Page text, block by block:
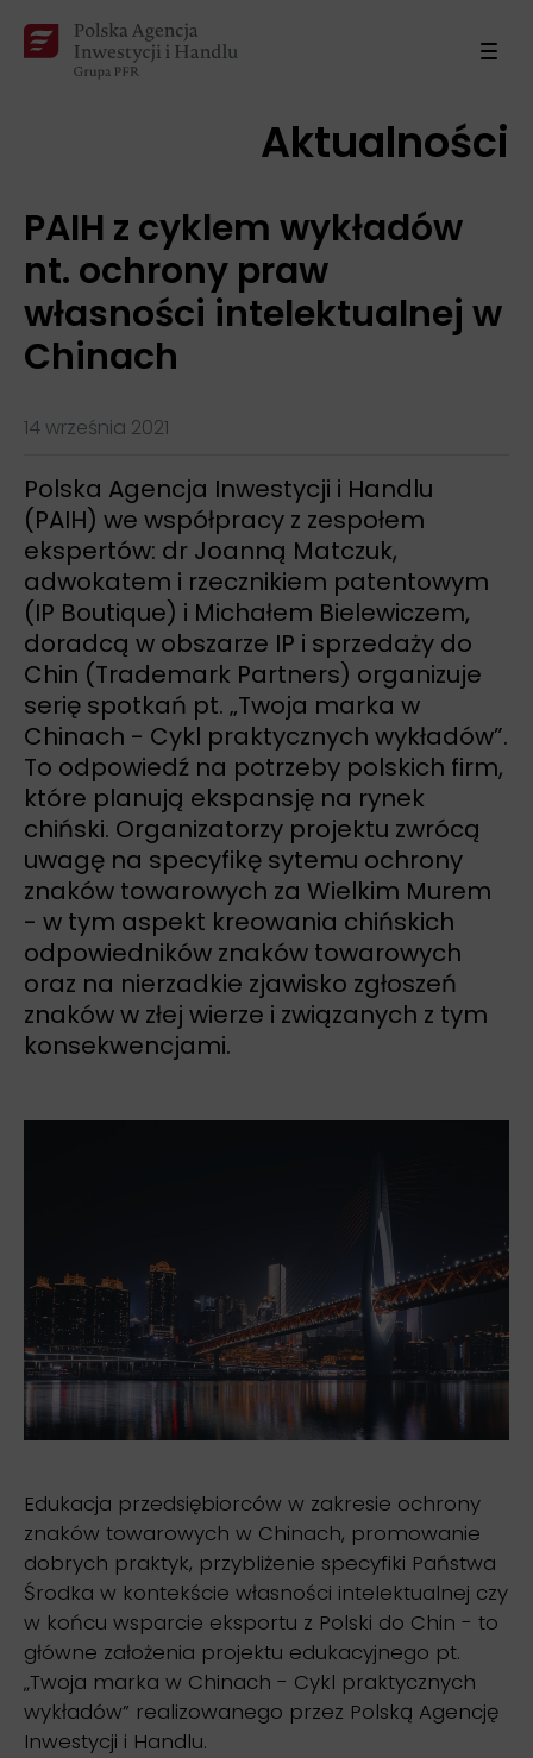
Aktualności
PAIH z cyklem wykładów
nt. ochrony praw
własności intelektualnej w
Chinach
14 września 2021
Polska Agencja Inwestycji i Handlu
(PAIH) we współpracy z zespołem
ekspertów: dr Joanną Matczuk,
adwokatem i rzecznikiem patentowym
(IP Boutique) i Michałem Bielewiczem,
doradcą w obszarze IP i sprzedaży do
Chin (Trademark Partners) organizuje
serię spotkań pt. „Twoja marka w
Chinach - Cykl praktycznych wykładów”.
To odpowiedź na potrzeby polskich firm,
które planują ekspansję na rynek
chiński. Organizatorzy projektu zwrócą
uwagę na specyfikę sytemu ochrony
znaków towarowych za Wielkim Murem
- w tym aspekt kreowania chińskich
odpowiedników znaków towarowych
oraz na nierzadkie zjawisko zgłoszeń
znaków w złej wierze i związanych z tym
konsekwencjami.
Edukacja przedsiębiorców w zakresie ochrony
znaków towarowych w Chinach, promowanie
dobrych praktyk, przybliżenie specyfiki Państwa
Środka w kontekście własności intelektualnej czy
w końcu wsparcie eksportu z Polski do Chin - to
główne założenia projektu edukacyjnego pt.
„Twoja marka w Chinach - Cykl praktycznych
wykładów” realizowanego przez Polską Agencję
Inwestycji i Handlu.